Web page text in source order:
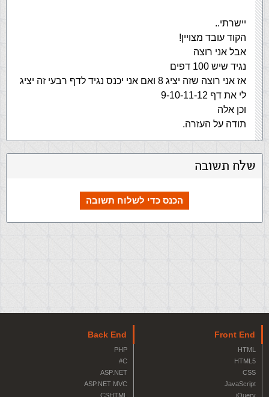
יישרתי..
הקוד עובד מצויין!
אבל אני רוצה
נגיד שיש 100 דפים
אז אני רוצה שזה יציג 8 ואם אני יכנס נגיד לדף רבעי זה יציג
לי את דף 9-10-11-12
וכן אלה
תודה על העזרה.
שלח תשובה
הכנס כדי לשלוח תשובה
Front End
HTML
HTML5
CSS
JavaScript
jQuery
Back End
PHP
C#
ASP.NET
ASP.NET MVC
CSHTML